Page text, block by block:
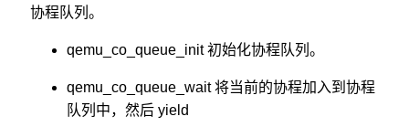
协程队列。
qemu_co_queue_init 初始化协程队列。
qemu_co_queue_wait 将当前的协程加入到协程
队列中，然后 yield